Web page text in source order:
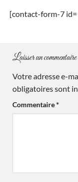
[contact-form-7 id=
Laisser un commentaire
Votre adresse e-
obligatoires sont
Commentaire*